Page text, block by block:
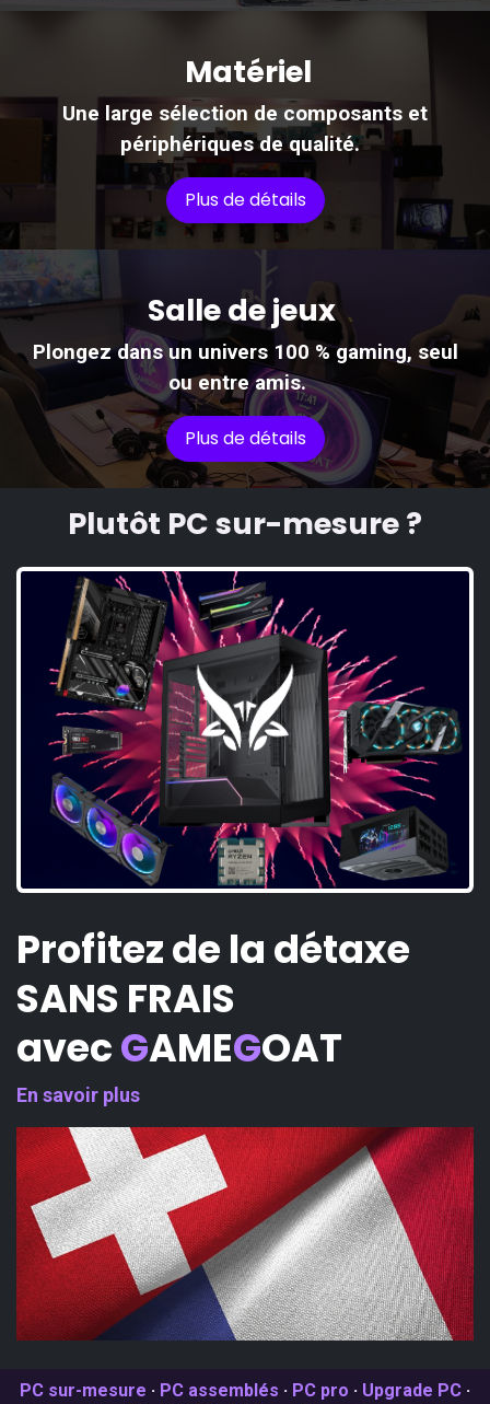
Matériel
Une large sélection de composants et
périphériques de qualité.
Plus de détails
Salle de jeux
Plongez dans un univers 100 % gaming, seul
ou entre amis.
Plus de détails
Plutôt PC sur-mesure ?
Profitez de la détaxe
SANS FRAIS
avecGAMEGOAT
En savoir plus
PC sur-mesure · PC assemblés · PC pro · Upgrade PC ·